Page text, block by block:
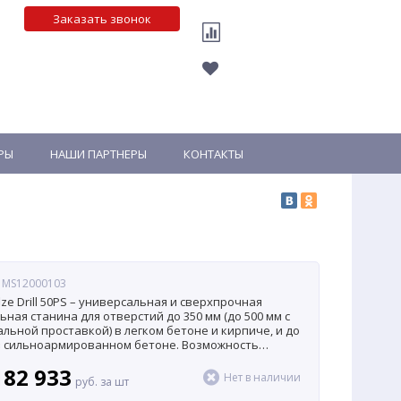
Заказать звонок
НАШИ ПАРТНЕРЫ КОНТАКТЫ
Drill 50PS – универсальная и сверхпрочная
станина для отверстий до 350 мм (до 500 мм с
проставкой) в легком бетоне и кирпиче, и до
сильноармированном бетоне. Возможность
устройств делают ее идеальной для
условий. Станина оснащена высокопрочным
933 руб. за шт Нет в наличии